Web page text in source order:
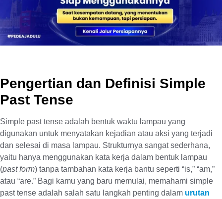
Pengertian dan Definisi Simple
Past Tense
Simple past tense adalah bentuk waktu lampau yang
digunakan untuk menyatakan kejadian atau aksi yang terjadi
dan selesai di masa lampau. Strukturnya sangat sederhana,
yaitu hanya menggunakan kata kerja dalam bentuk lampau
(past form) tanpa tambahan kata kerja bantu seperti “is,” “am,”
atau “are.” Bagi kamu yang baru memulai, memahami simple
past tense adalah salah satu langkah penting dalam urutan